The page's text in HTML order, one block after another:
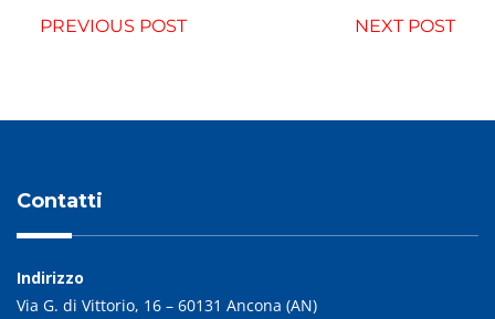
PREVIOUS POST NEXT POST
Contatti
Indirizzo
Via G. di Vittorio, 16 – 60131 Ancona (AN)